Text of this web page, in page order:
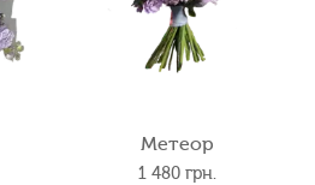
Метеор
1 480 грн.